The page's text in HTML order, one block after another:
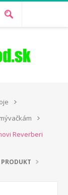
Reverberi